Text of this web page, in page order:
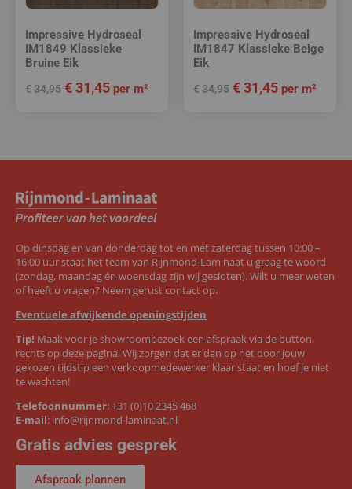
Impressive Hydroseal
IM1849 Klassieke
Bruine Eik
€34,95 €31,45 per m²
Impressive Hydroseal
IM1847 Klassieke Beige
Eik
€34,95 €31,45 per m²
Op dinsdag en van donderdag tot en met zaterdag tussen 10:00 –
16:00 uur staat het team van Rijnmond-Laminaat u graag te woord
(zondag, maandag én woensdag zijn wij gesloten). Wilt u meer weten
of heeft u vragen? Neem gerust contact op.
Eventuele afwijkende openingstijden
Tip! Maak voor je showroombezoek een afspraak via de button
rechts op deze pagina. Wij zorgen dat er dan op het door jouw
gekozen tijdstip een verkoopmedewerker klaar staat en hoef je niet
te wachten!
Telefoonnummer:+31 (0)10 2345 468
E-mail: info@rijnmond-laminaat.nl
Gratis advies gesprek
Afspraak plannen